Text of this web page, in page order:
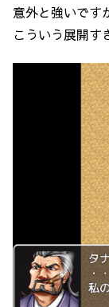
意外と強いです
こういう展開す